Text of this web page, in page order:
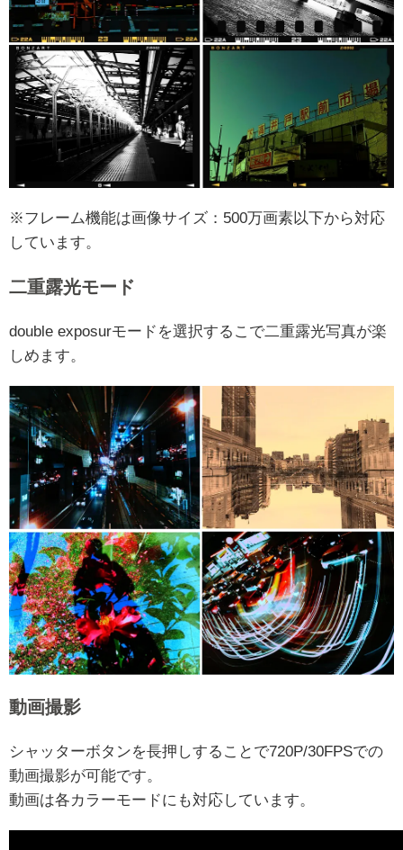
※フレーム機能は画像サイズ：500万画素以下から対応
しています。
二重露光モード
double exposurモードを選択するこで二重露光写真が楽
しめます。
動画撮影
シャッターボタンを長押しすることで720P/30FPSでの
動画撮影が可能です。
動画は各カラーモードにも対応しています。